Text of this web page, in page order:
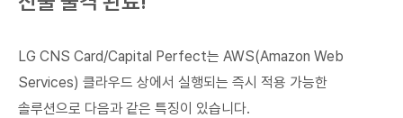
LG CNS Card/Capital Perfect는 AWS(Amazon Web
Services) 클라우드 상에서 실행되는 즉시 적용 가능한
솔루션으로 다음과 같은 특징이 있습니다.